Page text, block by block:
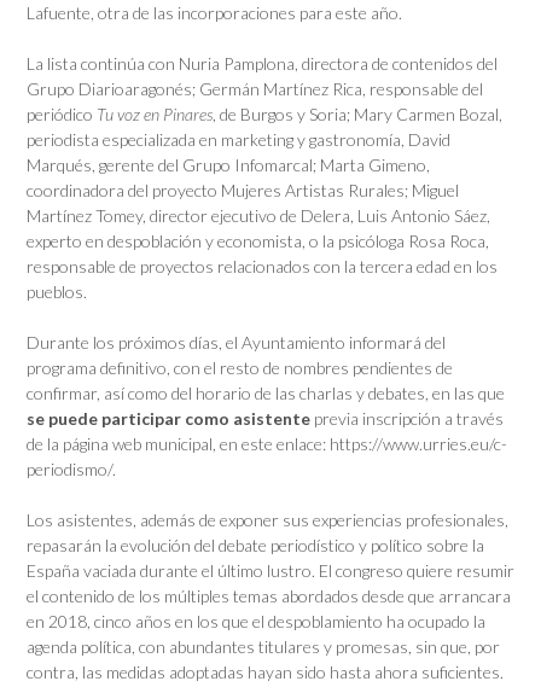
Lafuente, otra de las incorporaciones para este año.
La lista continúa con Nuria Pamplona, directora de contenidos del
Grupo Diarioaragonés; Germán Martínez Rica, responsable del
periódico Tu voz en Pinares , de Burgos y Soria; Mary Carmen Bozal,
periodista especializada en marketing y gastronomía, David
Marqués, gerente del Grupo Infomarcal; Marta Gimeno,
coordinadora del proyecto Mujeres Artistas Rurales; Miguel
Martínez Tomey, director ejecutivo de Delera, Luis Antonio Sáez,
experto en despoblación y economista, o la psicóloga Rosa Roca,
responsable de proyectos relacionados con la tercera edad en los
pueblos.
Durante los próximos días, el Ayuntamiento informará del
programa definitivo, con el resto de nombres pendientes de
confirmar, así como del horario de las charlas y debates, en las que
se puede participar como asistente previa inscripción a través
de la página web municipal, en este enlace: https://www.urries.eu/c-
periodismo/.
Los asistentes, además de exponer sus experiencias profesionales,
repasarán la evolución del debate periodístico y político sobre la
España vaciada durante el último lustro. El congreso quiere resumir
el contenido de los múltiples temas abordados desde que arrancara
en 2018, cinco años en los que el despoblamiento ha ocupado la
agenda política, con abundantes titulares y promesas, sin que, por
contra, las medidas adoptadas hayan sido hasta ahora suficientes.